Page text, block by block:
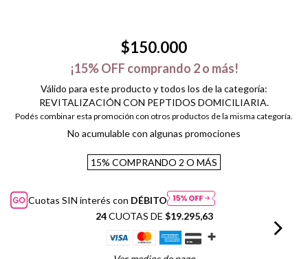
$150.000
¡15% OFF comprando 2 o más!
Válido para este producto y todos los de la categoría:
REVITALIZACIÓN CON PEPTIDOS DOMICILIARIA.
Podés combinar esta promoción con otros productos de la misma categoría.
No acumulable con algunas promociones
15% COMPRANDO 2 O MÁS
Cuotas SIN interés con DÉBITO
24CUOTAS DE $19.295,63